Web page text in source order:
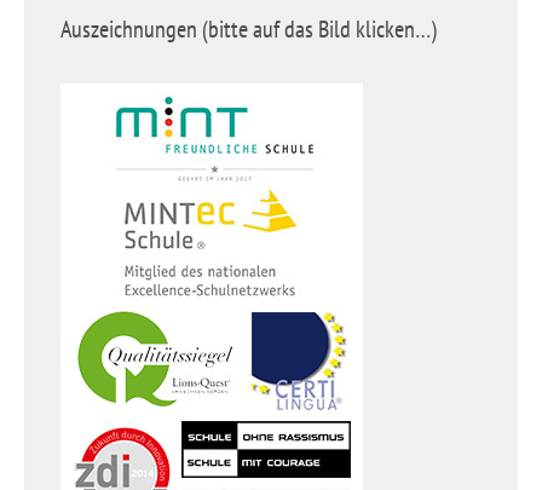
Auszeichnungen (bitte auf das Bild klicken…)